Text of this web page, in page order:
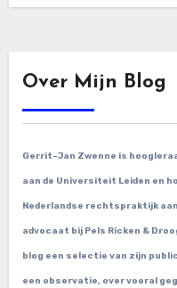
Over Mijn Blog
Gerrit-Jan Zwenne is
aan de Universiteit Leiden en
Nederlandse rechtspraktijk
advocaat bij Pels Ricken &
blog een selectie van zijn
een observatie, over vooral